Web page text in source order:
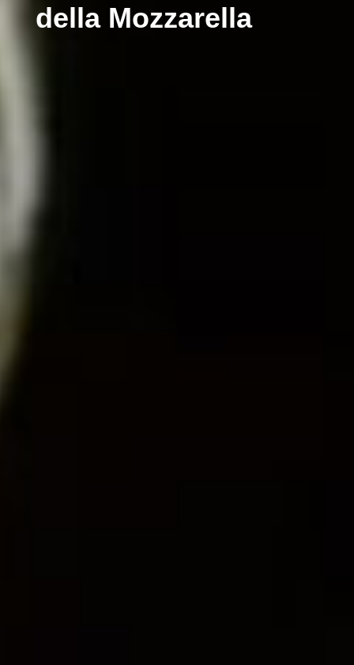
della Mozzarella